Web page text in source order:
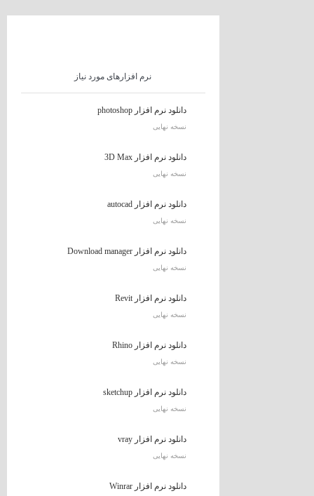
نرم افزارهای مورد نیاز
دانلود نرم افزار photoshop
نسخه نهایی
دانلود نرم افزار 3D Max
نسخه نهایی
دانلود نرم افزار autocad
نسخه نهایی
دانلود نرم افزار Download manager
نسخه نهایی
دانلود نرم افزار Revit
نسخه نهایی
دانلود نرم افزار Rhino
نسخه نهایی
دانلود نرم افزار sketchup
نسخه نهایی
دانلود نرم افزار vray
نسخه نهایی
دانلود نرم افزار Winrar